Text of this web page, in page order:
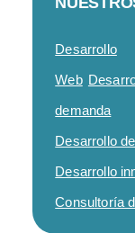
Desarrollo
Web
demanda
Desarrollo
Desarrollo
Consultoría